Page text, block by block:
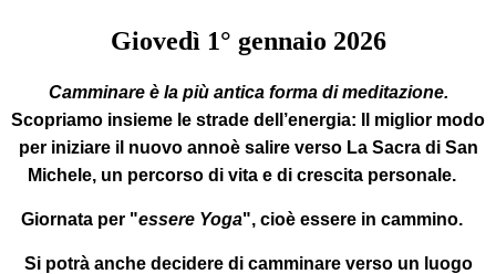
Giovedì 1° gennaio 2026
Camminare è la più antica forma di meditazione.
Scopriamo insieme le strade dell’energia: Il miglior modo
per iniziare il nuovo annoè salire verso La Sacra di San
Michele, un percorso di vita e di crescita personale.
Giornata per "essere Yoga", cioè essere in cammino.
Si potrà anche decidere di camminare verso un luogo